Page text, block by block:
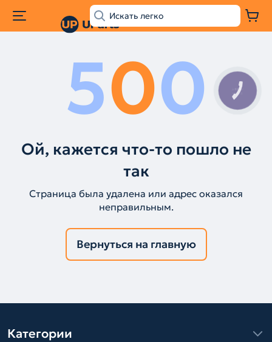
500
Ой, кажется что-то пошло не
так
Страница была удалена или адрес оказался
неправильным.
Вернуться на главную
Категории
КНОПКА
ЗВ'ЯЗКУ